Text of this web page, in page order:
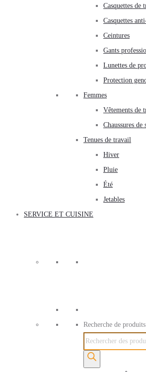
Casquettes de
Casquettes
Ceintures
Gants
Lunettes de
Protection
Femmes
Vêtements de
Chaussures de
Tenues de travail
Hiver
Pluie
Été
Jetables
SERVICE ET CUISINE
Recherche de produits